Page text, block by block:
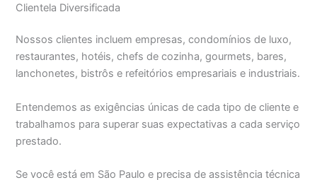
Clientela Diversificada
Nossos clientes incluem empresas, condomínios de luxo,
restaurantes, hotéis, chefs de cozinha, gourmets, bares,
lanchonetes, bistrôs e refeitórios empresariais e industriais.
Entendemos as exigências únicas de cada tipo de cliente e
trabalhamos para superar suas expectativas a cada serviço
prestado.
Se você está em São Paulo e precisa de assistência técnica